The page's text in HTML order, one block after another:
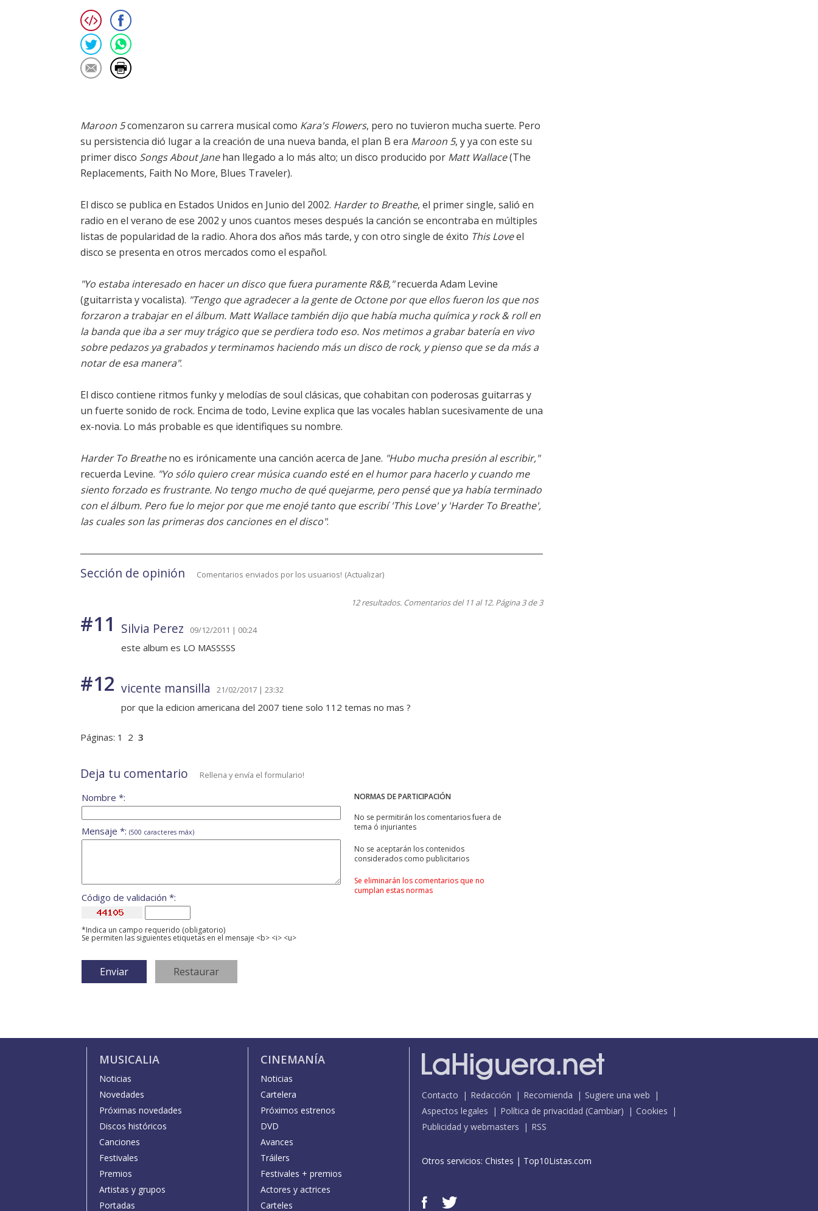
Maroon 5comenzaron su carrera musical como Kara's Flowers, pero no tuvieron mucha suerte. Pero
su persistencia dió lugar a la creación de una nueva banda, el plan B era Maroon 5, y ya con este su
primer disco Songs About Janehan llegado a lo más alto; un disco producido por Matt Wallace(The
Replacements, Faith No More, Blues Traveler).
El disco se publica en Estados Unidos en Junio del 2002. Harder to Breathe, el primer single, salió en
radio en el verano de ese 2002 y unos cuantos meses después la canción se encontraba en múltiples
listas de popularidad de la radio. Ahora dos años más tarde, y con otro single de éxito This Loveel
disco se presenta en otros mercados como el español.
"Yo estaba interesado en hacer un disco que fuera puramente R&B,"recuerda Adam Levine
(guitarrista y vocalista). "Tengo que agradecer a la gente de Octone por que ellos fueron los que nos
forzaron a trabajar en el álbum. Matt Wallace también dijo que había mucha química y rock & roll en
la banda que iba a ser muy trágico que se perdiera todo eso. Nos metimos a grabar batería en vivo
sobre pedazos ya grabados y terminamos haciendo más un disco de rock, y pienso que se da más a
notar de esa manera".
El disco contiene ritmos funky y melodías de soul clásicas, que cohabitan con poderosas guitarras y
un fuerte sonido de rock. Encima de todo, Levine explica que las vocales hablan sucesivamente de una
ex-novia. Lo más probable es que identifiques su nombre.
Harder To Breatheno es irónicamente una canción acerca de Jane. "Hubo mucha presión al escribir,"
recuerda Levine. "Yo sólo quiero crear música cuando esté en el humor para hacerlo y cuando me
siento forzado es frustrante. No tengo mucho de qué quejarme, pero pensé que ya había terminado
con el álbum. Pero fue lo mejor por que me enojé tanto que escribí 'This Love' y 'Harder To Breathe',
las cuales son las primeras dos canciones en el disco".
Sección de opinión Comentarios enviados por los usuarios! (Actualizar)
12 resultados. Comentarios del 11 al 12. Página 3 de 3
#11 Silvia Perez 09/12/2011 | 00:24
este album es LO MASSSSS
#12 vicente mansilla 21/02/2017 | 23:32
por que la edicion americana del 2007 tiene solo 112 temas no mas ?
Páginas: 1 2 3
Deja tu comentario Rellena y envía el formulario!
NORMAS DE PARTICIPACIÓN
No se permitirán los comentarios fuera de
tema ó injuriantes
No se aceptarán los contenidos
considerados como publicitarios
Se eliminarán los comentarios que no
cumplan estas normas
Nombre *:
Mensaje *: (500 caracteres máx)
Código de validación *:
*Indica un campo requerido (obligatorio)
Se permiten las siguientes etiquetas en el mensaje <b> <i> <u>
MUSICALIA
Noticias
Novedades
Próximas novedades
Discos históricos
Canciones
Festivales
Premios
Artistas y grupos
Portadas
CINEMANÍA
Noticias
Cartelera
Próximos estrenos
DVD
Avances
Tráilers
Festivales + premios
Actores y actrices
Carteles
Contacto Redacción Recomienda
Sugiere una web
Aspectos legales
Política de privacidad (Cambiar)
Cookies
Publicidad y webmasters
RSS
Otros servicios: Chistes | Top10Listas.com